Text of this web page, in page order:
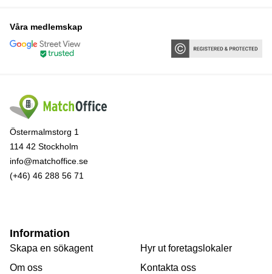
Våra medlemskap
Östermalmstorg 1
114 42 Stockholm
info@matchoffice.se
(+46) 46 288 56 71
Information
Skapa en sökagent
Om oss
Hyr ut foretagslokaler
Kontakta oss